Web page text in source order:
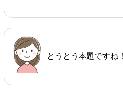
とうとう本題ですね！